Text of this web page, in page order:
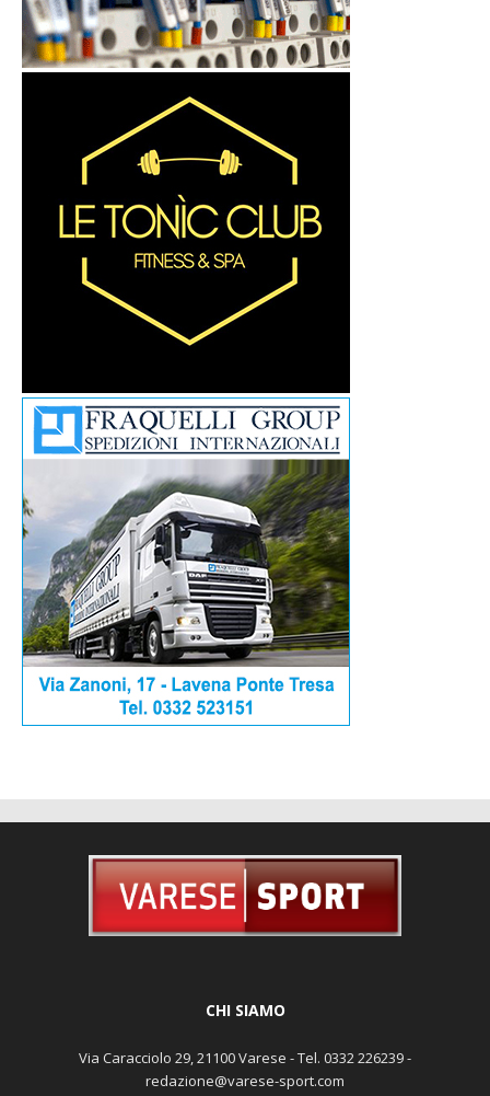
CHI SIAMO
Via Caracciolo 29, 21100 Varese - Tel. 0332 226239 -
redazione@varese-sport.com